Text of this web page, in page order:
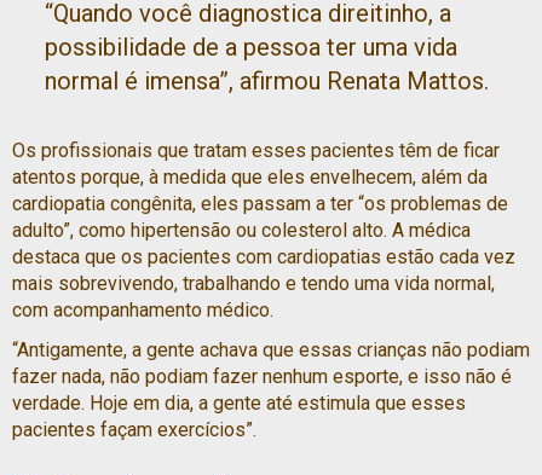
“Quando você diagnostica direitinho, a
possibilidade de a pessoa ter uma vida
normal é imensa”, afirmou Renata Mattos.
Os profissionais que tratam esses pacientes têm de ficar
atentos porque, à medida que eles envelhecem, além da
cardiopatia congênita, eles passam a ter “os problemas de
adulto”, como hipertensão ou colesterol alto. A médica
destaca que os pacientes com cardiopatias estão cada vez
mais sobrevivendo, trabalhando e tendo uma vida normal,
com acompanhamento médico.
“Antigamente, a gente achava que essas crianças não podiam
fazer nada, não podiam fazer nenhum esporte, e isso não é
verdade. Hoje em dia, a gente até estimula que esses
pacientes façam exercícios”.